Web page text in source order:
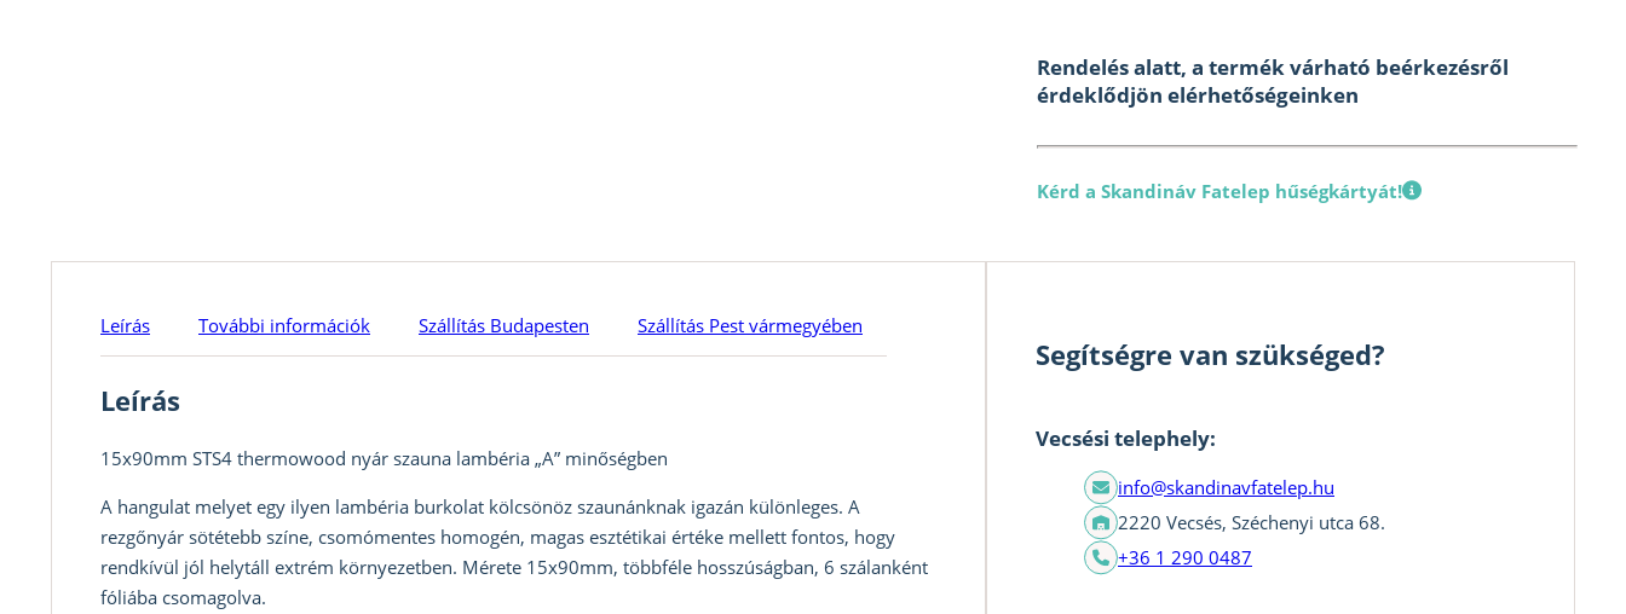
Rendelés alatt, a termék várható beérkezésről
érdeklődjön elérhetőségeinken
Kérd a Skandináv Fatelep hűségkártyát!
Leírás További információk Szállítás Budapesten Szállítás Pest vármegyében
Leírás
15x90mm STS4 thermowood nyár szauna lambéria „A” minőségben
A hangulat melyet egy ilyen lambéria burkolat kölcsönöz szaunánknak igazán különleges. A
rezgőnyár sötétebb színe, csomómentes homogén, magas esztétikai értéke mellett fontos, hogy
rendkívül jól helytáll extrém környezetben. Mérete 15x90mm, többféle hosszúságban, 6 szálanként
fóliába csomagolva.
Segítségre van szükséged?
Vecsési telephely:
info@skandinavfatelep.hu
2220 Vecsés, Széchenyi utca 68.
+36 1 290 0487